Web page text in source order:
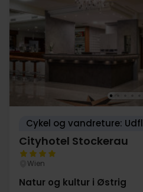
Cityhotel Stockerau
Wien
Natur og kultur i Østrig